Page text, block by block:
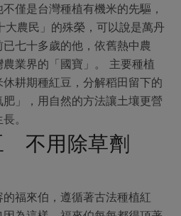
僅是台灣種植有機米的先驅，
大農民」的殊榮，可以說是萬丹
七十多歲的他，依舊熱中農
業界的「國寶」。 主要種植
耕期種紅豆，分解稻田留下的
」，用自然的方法讓土壤更營
。
不用除草劑
福來伯，遵循著古法種植紅